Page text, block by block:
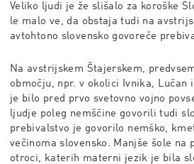
Veliko ljudi je že slišalo za koroške
le malo ve, da obstaja tudi na
avtohtono slovensko govoreče
Na avstrijskem Štajerskem,
območju, npr. v okolici Ivnika, Lučan
je bilo pred prvo svetovno vojno
ljudje poleg nemščine govorili tudi
prebivalstvo je govorilo nemško,
večinoma slovensko. Manjše šole na
otroci, katerih materni jezik je bila